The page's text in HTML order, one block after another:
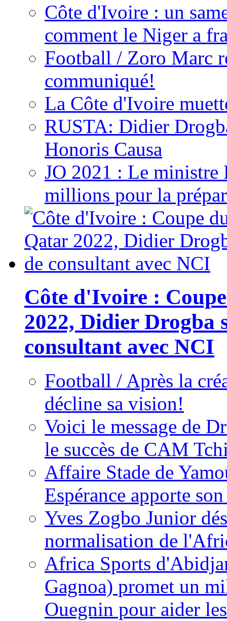
Côte d'Ivoire : un
comment le Niger a
Football / Zoro Marc
communiqué!
La Côte d'Ivoire
RUSTA: Didier
Honoris Causa
JO 2021 : Le ministre
millions pour la
Côte d'Ivoire :
2022, Didier Drogba
consultant avec NCI
Football / Après la
décline sa vision!
Voici le message de
le succès de CAM
Affaire Stade de
Espérance apporte
Yves Zogbo Junior
normalisation de
Africa Sports
Gagnoa) promet un
Ouegnin pour aider